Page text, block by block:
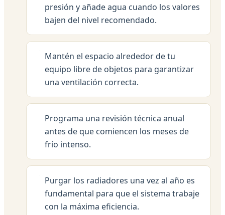
presión y añade agua cuando los valores
bajen del nivel recomendado.
Mantén el espacio alrededor de tu
equipo libre de objetos para garantizar
una ventilación correcta.
Programa una revisión técnica anual
antes de que comiencen los meses de
frío intenso.
Purgar los radiadores una vez al año es
fundamental para que el sistema trabaje
con la máxima eficiencia.